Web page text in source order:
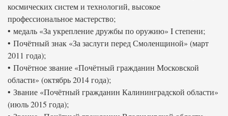
космических систем и технологий, высокое
профессиональное мастерство;
• медаль «За укрепление дружбы по оружию» I степени;
• Почётный знак «За заслуги перед Смоленщиной» (март
2011 года);
• Почётное звание «Почётный гражданин Московской
области» (октябрь 2014 года);
• Звание «Почётный гражданин Калининградской области»
(июль 2015 года);